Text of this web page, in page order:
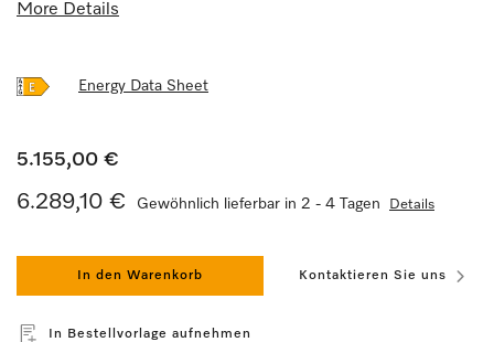
More Details
Energy Data Sheet
5.155,00 €
6.289,10 € Gewöhnlich lieferbar in 2 - 4 Tagen Details
In den Warenkorb Kontaktieren Sie uns
In Bestellvorlage aufnehmen